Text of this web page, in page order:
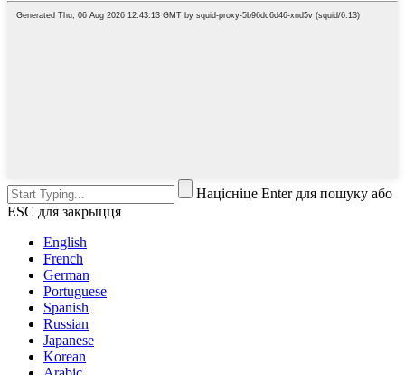
Націсніце Enter для пошуку або
ESC для закрыцця
English
French
German
Portuguese
Spanish
Russian
Japanese
Korean